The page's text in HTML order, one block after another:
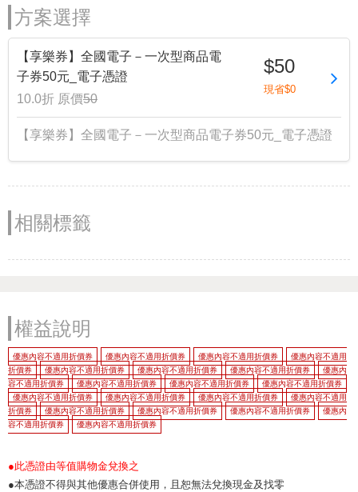
方案選擇
【享樂券】全國電子－一次型商品電
子券50元_電子憑證
10.0折 原價50
$50
現省$0
【享樂券】全國電子－一次型商品電子券50元_電子憑證
相關標籤
權益說明
優惠內容不適用折價券 優惠內容不適用折價券 優惠內容不適用折價券
優惠內容不適用
折價券
優惠內容不適用折價券 優惠內容不適用折價券 優惠內容不適用折價券
優惠內
容不適用折價券
優惠內容不適用折價券 優惠內容不適用折價券
優惠內容不適用折價券
優惠內容不適用折價券
優惠內容不適用折價券 優惠內容不適用折價券
優惠內容不適用
折價券
優惠內容不適用折價券 優惠內容不適用折價券 優惠內容不適用折價券
優惠內
容不適用折價券
優惠內容不適用折價券
●此憑證由等值購物金兌換之
●本憑證不得與其他優惠合併使用，且恕無法兌換現金及找零